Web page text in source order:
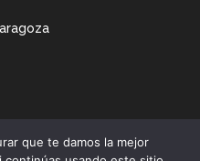
que te damos la mejor